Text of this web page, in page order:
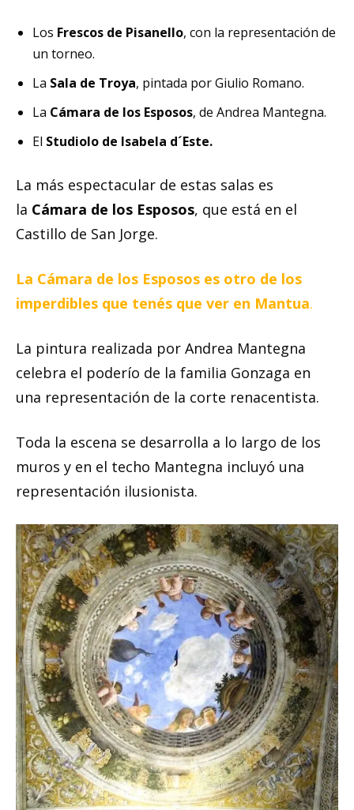
Los Frescos de Pisanello, con la representación de
un torneo.
La Sala de Troya, pintada por Giulio Romano.
La Cámara de los Esposos, de Andrea Mantegna.
El Studiolo de Isabela d´Este.
La más espectacular de estas salas es
la Cámara de los Esposos, que está en el
Castillo de San Jorge.
La Cámara de los Esposos es otro de los
imperdibles que tenés que ver en Mantua.
La pintura realizada por Andrea Mantegna
celebra el poderío de la familia Gonzaga en
una representación de la corte renacentista.
Toda la escena se desarrolla a lo largo de los
muros y en el techo Mantegna incluyó una
representación ilusionista.